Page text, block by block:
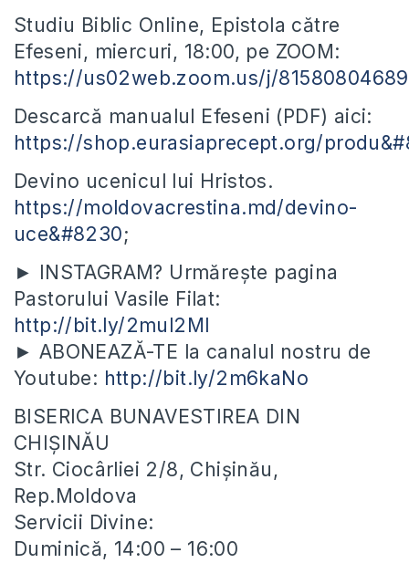
Studiu Biblic Online, Epistola către
Efeseni, miercuri, 18:00, pe ZOOM:
https://us02web.zoom.us/j/81580804689
Descarcă manualul Efeseni (PDF) aici:
https://shop.eurasiaprecept.org/
Devino ucenicul lui Hristos.
https://moldovacrestina.md/devino-
uce&#8230;
► INSTAGRAM? Urmărește pagina
Pastorului Vasile Filat:
http://bit.ly/2mul2Ml
► ABONEAZĂ-TE la canalul nostru de
Youtube: http://bit.ly/2m6kaNo
BISERICA BUNAVESTIREA DIN
CHIȘINĂU
Str. Ciocârliei 2/8, Chișinău,
Rep.Moldova
Servicii Divine:
Duminică, 14:00 – 16:00